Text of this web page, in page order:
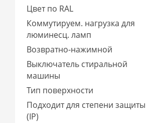
Цвет по RAL
Коммутируем. нагрузка для
люминесц. ламп
Возвратно-нажимной
Выключатель стиральной
машины
Тип поверхности
Подходит для степени защиты
(IP)